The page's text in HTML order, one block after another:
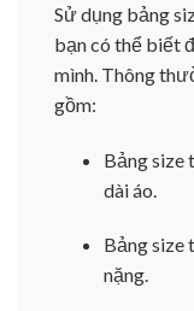
Sử dụng bảng
bạn có thể biết
mình. Thông
gồm:
Bảng size
dài áo.
Bảng size
nặng.